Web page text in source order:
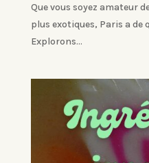
Que vous soyez amateur
plus exotiques, Paris a de
Explorons...